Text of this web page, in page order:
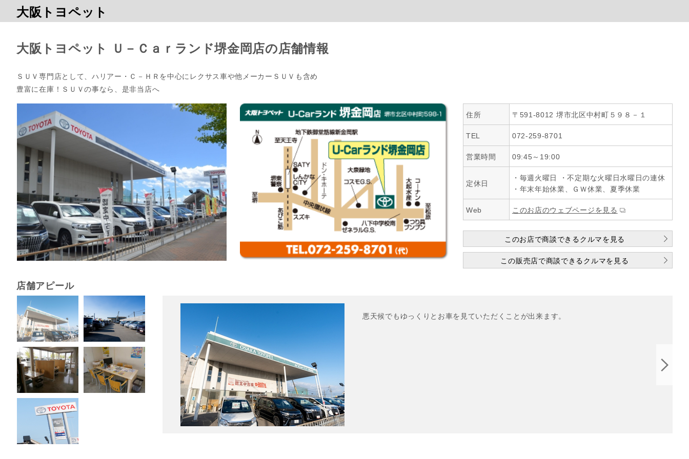
大阪トヨペット
大阪トヨペット Ｕ－Ｃａｒランド堺金岡店の店舗情報
ＳＵＶ専門店として、ハリアー・Ｃ－ＨＲを中心にレクサス車や他メーカーＳＵＶも含め
豊富に在庫！ＳＵＶの事なら、是非当店へ
住所 〒591-8012 堺市北区中村町５９８－１
TEL 072-259-8701
営業時間 09:45～19:00
定休日
・毎週火曜日 ・不定期な火曜日水曜日の連休
・年末年始休業、ＧＷ休業、夏季休業
Web このお店のウェブページを見る
このお店で商談できるクルマを見る
この販売店で商談できるクルマを見る
店舗アピール
悪天候でもゆっくりとお車を見ていただくことが出来ます。